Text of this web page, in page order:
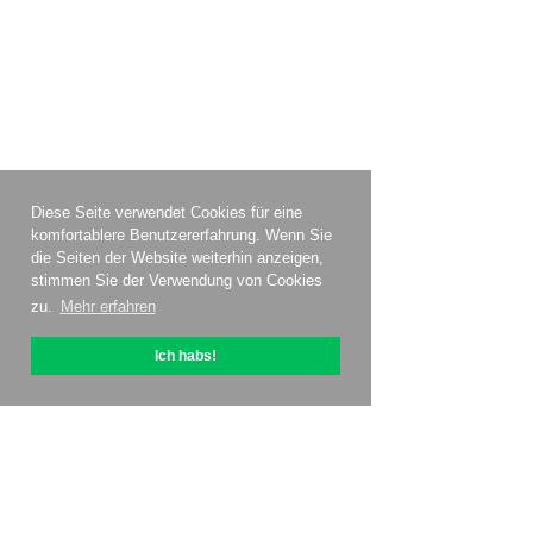
Diese Seite verwendet Cookies für eine
komfortablere Benutzererfahrung. Wenn Sie
die Seiten der Website weiterhin anzeigen,
stimmen Sie der Verwendung von Cookies
zu.
Mehr erfahren
Ich habs!